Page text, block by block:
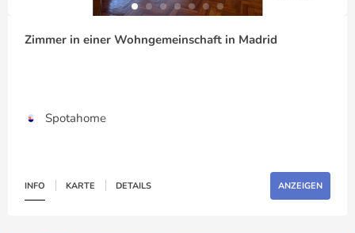
Zimmer in einer Wohngemeinschaft in Madrid
Spotahome
INFO KARTE DETAILS ANZEIGEN